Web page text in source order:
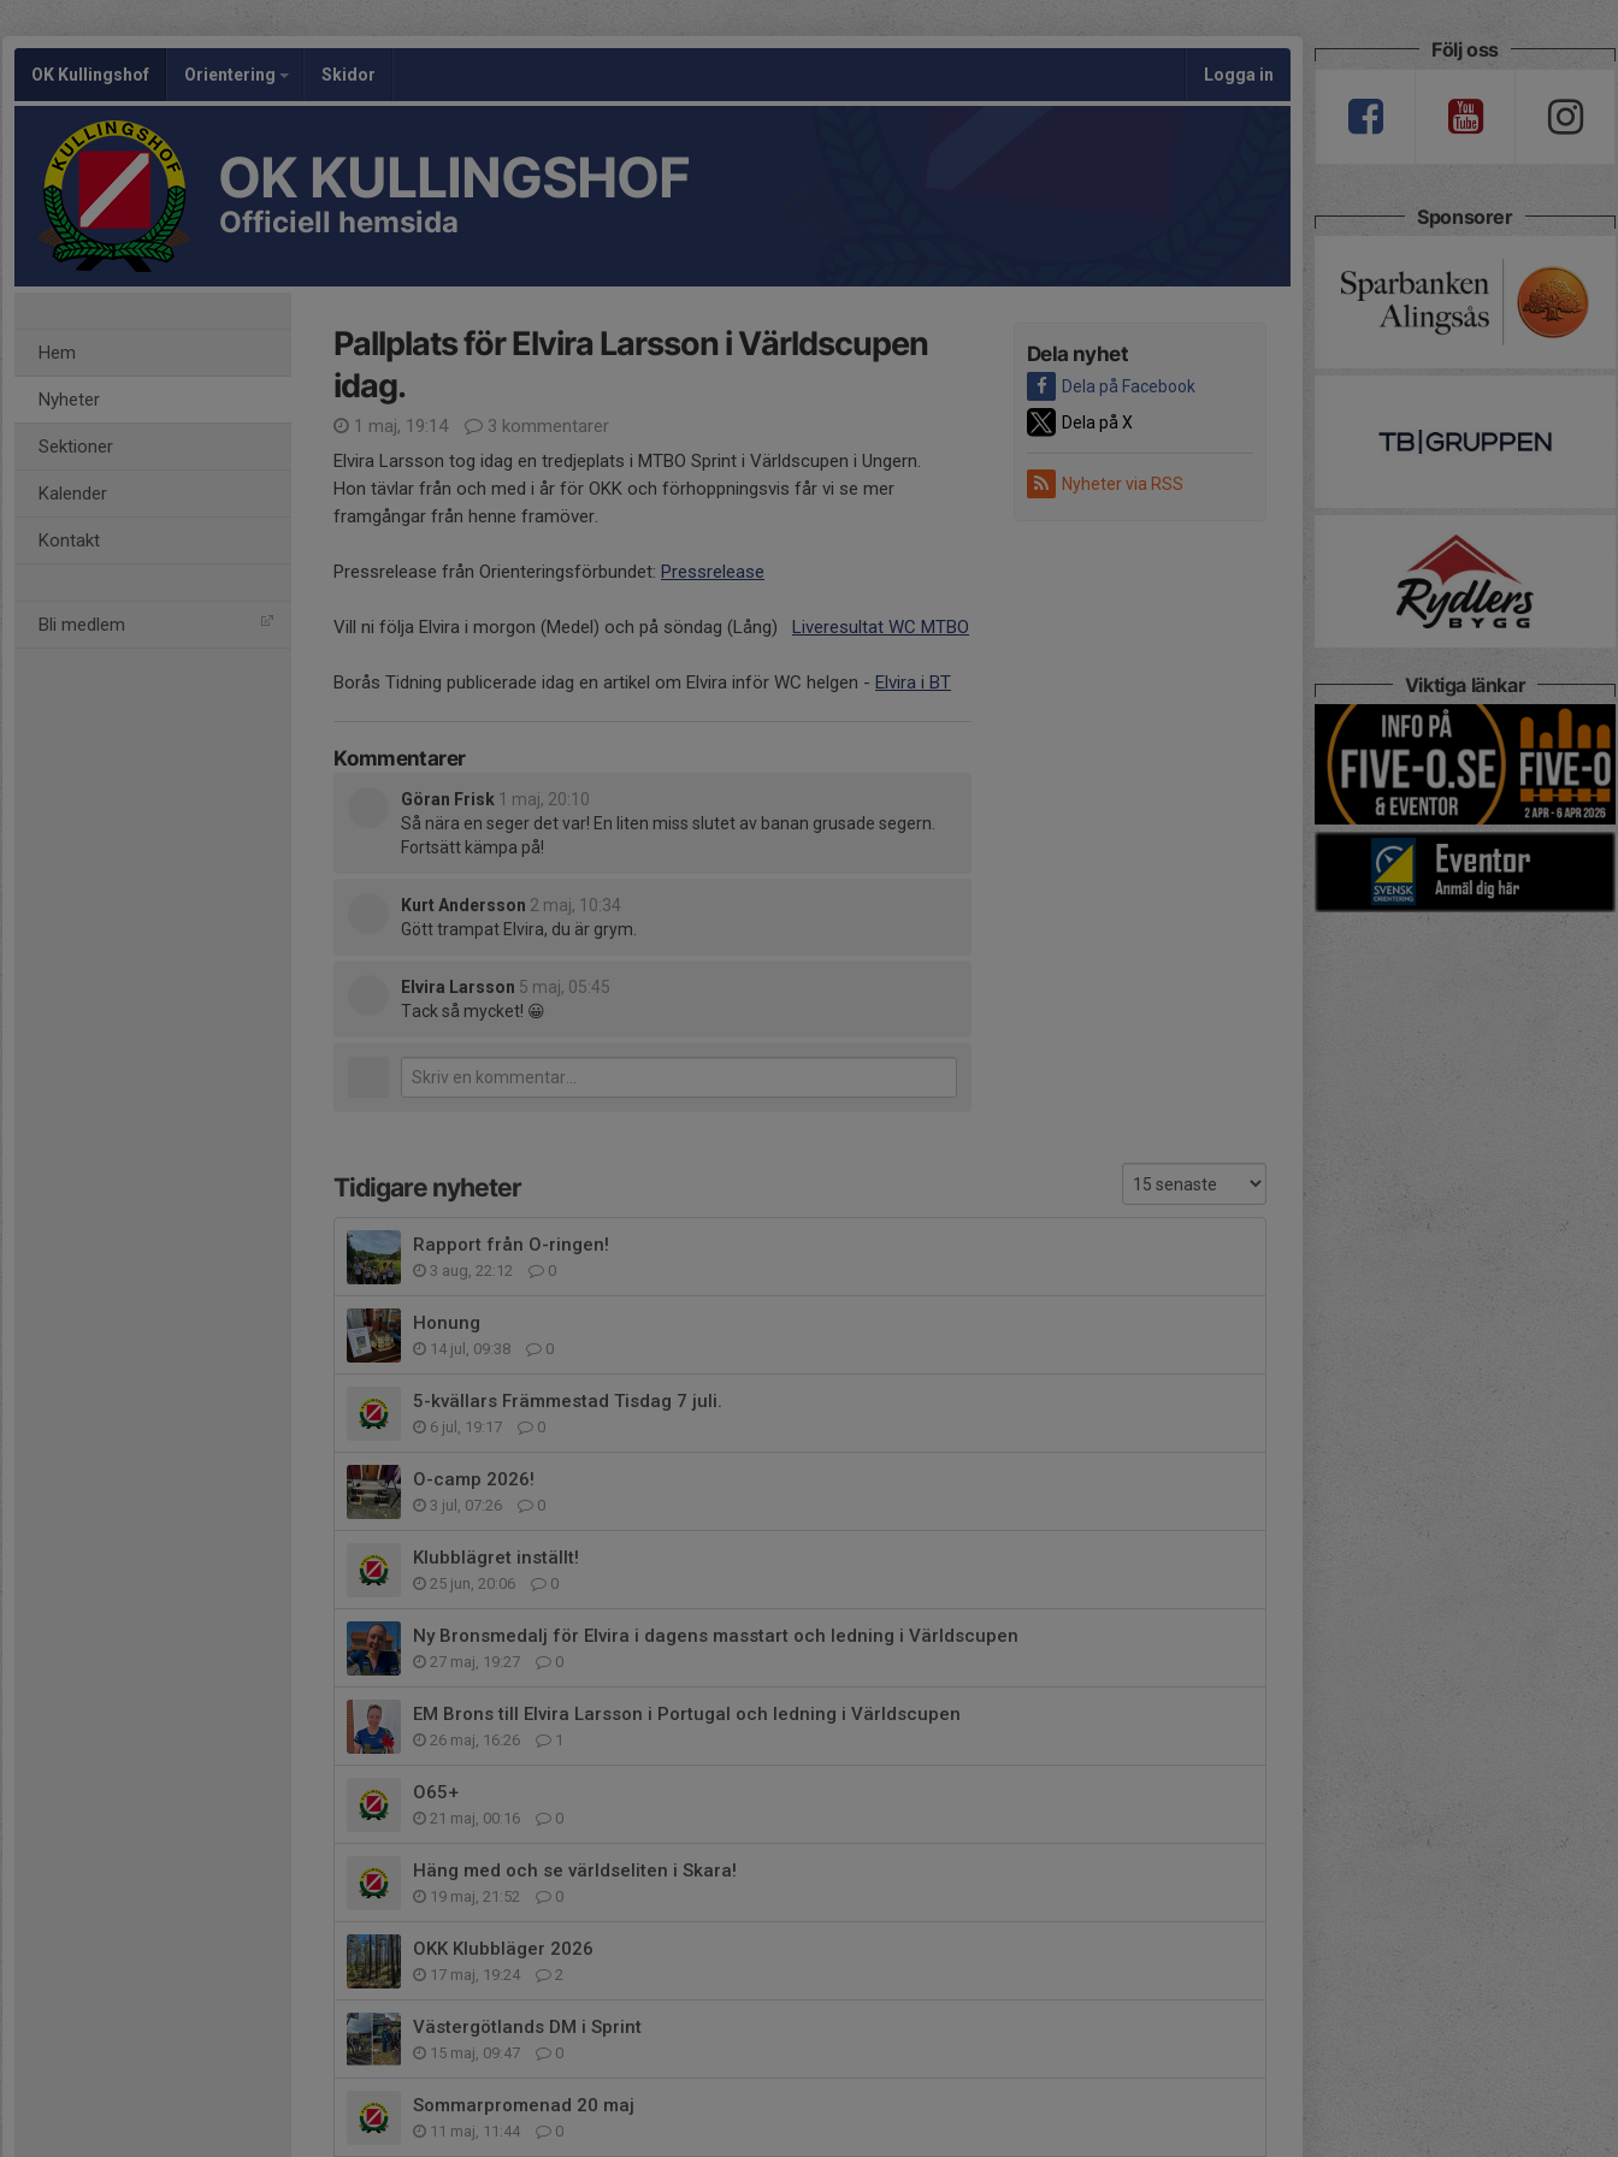
OK Kullingshof Orientering Skidor Logga in
OK KULLINGSHOF
Officiell hemsida
Hem
Nyheter
Sektioner
Kalender
Kontakt
Bli medlem
Dela nyhet
Dela på Facebook
Dela på X
Nyheter via RSS
Pallplats för Elvira Larsson i Världscupen
idag.
1 maj, 19:14
3 kommentarer
Elvira Larsson tog idag en tredjeplats i MTBO Sprint i Världscupen i Ungern.
Hon tävlar från och med i år för OKK och förhoppningsvis får vi se mer
framgångar från henne framöver.
Pressrelease från Orienteringsförbundet: Pressrelease
Vill ni följa Elvira i morgon (Medel) och på söndag (Lång) Liveresultat WC MTBO
Borås Tidning publicerade idag en artikel om Elvira inför WC helgen - Elvira i BT
Kommentarer
Göran Frisk 1 maj, 20:10
Så nära en seger det var! En liten miss slutet av banan grusade segern.
Fortsätt kämpa på!
Kurt Andersson 2 maj, 10:34
Gött trampat Elvira, du är grym.
Elvira Larsson 5 maj, 05:45
Tack så mycket! 😀
Tidigare nyheter
Rapport från O-ringen!
3 aug, 22:12 0
Honung
14 jul, 09:38 0
5-kvällars Främmestad Tisdag 7 juli.
6 jul, 19:17 0
O-camp 2026!
3 jul, 07:26 0
Klubblägret inställt!
25 jun, 20:06 0
Ny Bronsmedalj för Elvira i dagens masstart och ledning i Världscupen
27 maj, 19:27 0
EM Brons till Elvira Larsson i Portugal och ledning i Världscupen
26 maj, 16:26 1
O65+
21 maj, 00:16 0
Häng med och se världseliten i Skara!
19 maj, 21:52 0
OKK Klubbläger 2026
17 maj, 19:24 2
Västergötlands DM i Sprint
15 maj, 09:47 0
Sommarpromenad 20 maj
11 maj, 11:44 0
Följ oss
Sponsorer
Viktiga länkar